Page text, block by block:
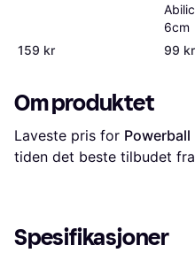
159 kr
6cm
99 kr
Om produktet
Laveste pris for Powerball
tiden det beste tilbudet
Spesifikasjoner